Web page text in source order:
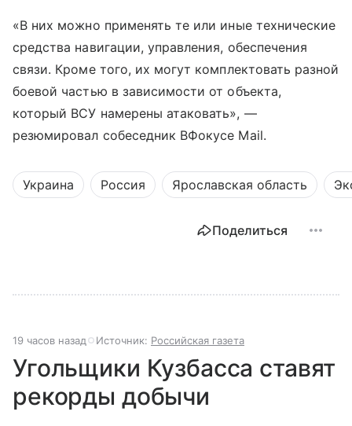
«В них можно применять те или иные технические
средства навигации, управления, обеспечения
связи. Кроме того, их могут комплектовать разной
боевой частью в зависимости от объекта,
который ВСУ намерены атаковать», —
резюмировал собеседник ВФокусе Mail.
Украина Россия Ярославская область
Поделиться
19 часов назад Источник: Российская газета
Угольщики Кузбасса ставят
рекорды добычи